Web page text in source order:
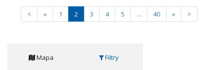
< « 1 2 3 4 5 ... 40 » >
Mapa Filtry